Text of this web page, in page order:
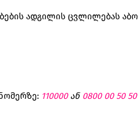
ადგილის ცვლილებას
110000 ან 0800 00 50 50